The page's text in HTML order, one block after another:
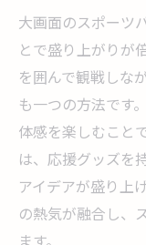
大画面のスポーツ
とで盛り上がりが
を囲んで観戦しな
も一つの方法です
体感を楽しむこと
は、応援グッズを
アイデアが盛り上
の熱気が融合し、